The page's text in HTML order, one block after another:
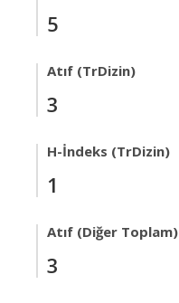
5
Atıf (TrDizin)
3
H-İndeks (TrDizin)
1
Atıf (Diğer Toplam)
3